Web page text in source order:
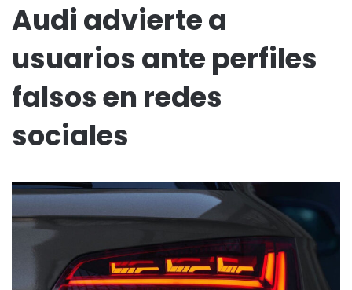
Audi advierte a
usuarios ante perfiles
falsos en redes
sociales